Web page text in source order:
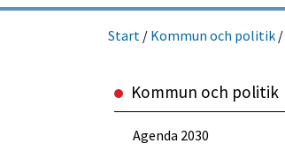
Start / Kommun och politik /
Kommun och politik
Agenda 2030